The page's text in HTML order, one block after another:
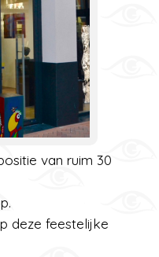
van ruim 30
deze feestelijke